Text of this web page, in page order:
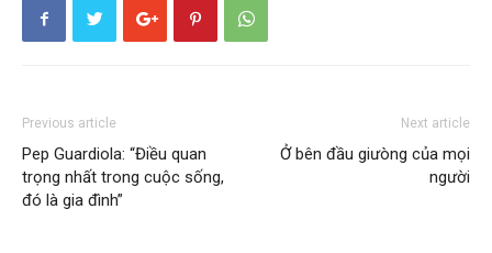
Previous article
Pep Guardiola: “Điều quan
trọng nhất trong cuộc sống,
đó là gia đình”
Next article
Ở bên đầu giưòng của mọi
người